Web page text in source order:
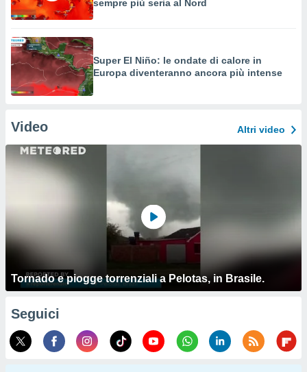
sempre più seria al Nord
Super El Niño: le ondate di calore in
Europa diventeranno ancora più intense
Video Altri video
Tornado e piogge torrenziali a Pelotas, in Brasile.
Seguici